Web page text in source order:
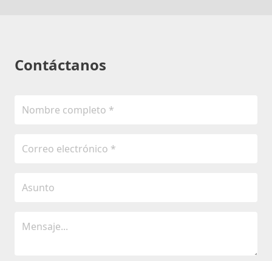
Contáctanos